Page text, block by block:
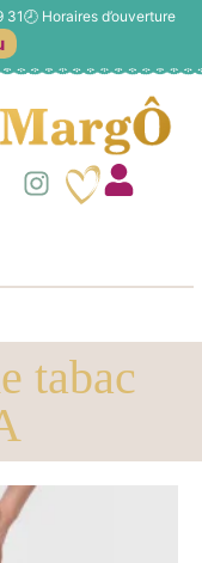
31🕗 Horaires d’ouverture
tabac